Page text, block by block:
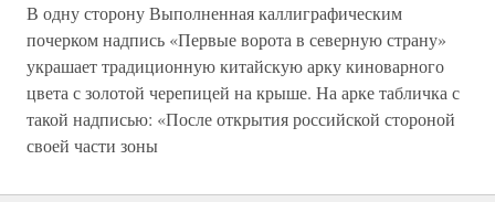
В одну сторону Выполненная каллиграфическим
почерком надпись «Первые ворота в северную страну»
украшает традиционную китайскую арку киноварного
цвета с золотой черепицей на крыше. На арке табличка с
такой надписью: «После открытия российской стороной
своей части зоны